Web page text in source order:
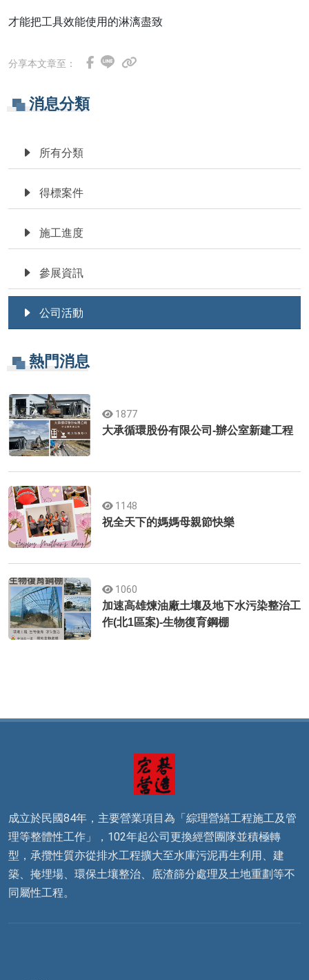
消息分類
所有分類
得標案件
施工進度
參展資訊
公司活動
熱門消息
1877
大承循環股份有限公司-辦公室新建工程
1148
祝全天下的媽媽母親節快樂
1060
加速高雄煉油廠土壤及地下水污染整治工
作(北1區案)-生物復育鋼棚
才能把工具效能使用的淋漓盡致
分享本文章至：
成立於民國84年，主要營業項目為「綜理營繕工程施工及管
理等整體性工作」，102年起公司更換經營團隊並積極轉
型，承攬性質亦從排水工程擴大至水庫污泥再生利用、建
築、掩埋場、環保土壤整治、底渣篩分處理及土地重劃等不
同屬性工程。